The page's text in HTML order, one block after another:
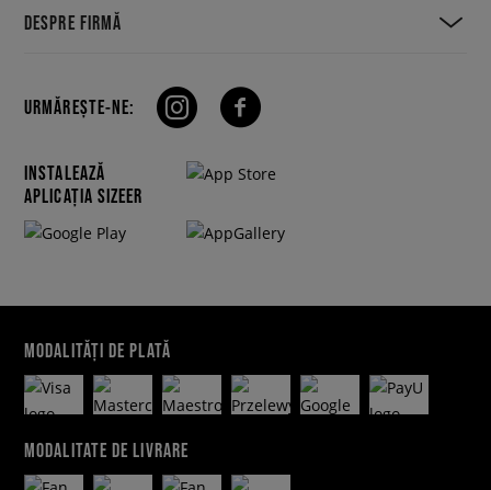
DESPRE FIRMĂ
URMĂREȘTE-NE:
INSTALEAZĂ
APLICAȚIA SIZEER
MODALITĂȚI DE PLATĂ
MODALITATE DE LIVRARE